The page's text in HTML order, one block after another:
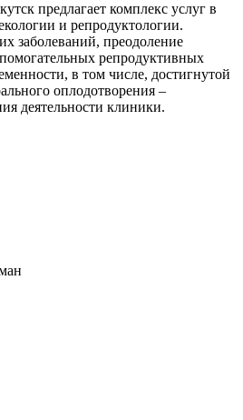
предлагает комплекс услуг в
и репродуктологии.
заболеваний, преодоление
репродуктивных
в том числе, достигнутой
оплодотворения –
деятельности клиники.